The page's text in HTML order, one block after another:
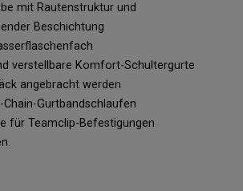
mit Rautenstruktur und
Beschichtung
verstellbare Komfort-Schultergurte
angebracht werden
Chain-Gurtbandschlaufen
für Teamclip-Befestigungen